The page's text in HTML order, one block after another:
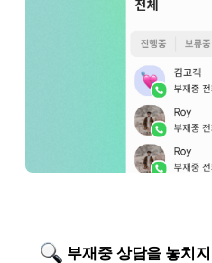
부재중 상담을 놓치